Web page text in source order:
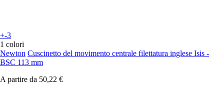
+-3
1 colori
Newton Cuscinetto del movimento centrale filettatura inglese Isis -
BSC 113 mm
A partire da 50,22 €